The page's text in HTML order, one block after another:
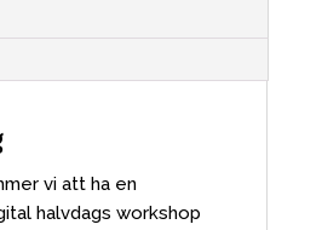
vi att ha en
halvdags workshop